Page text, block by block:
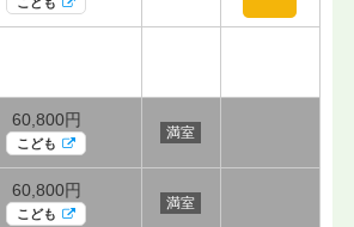
60,800円
こども
満室
60,800円
こども
満室